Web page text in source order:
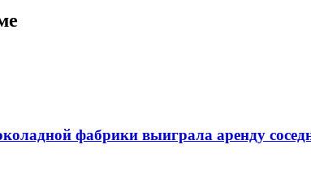
фабрики выиграла аренду